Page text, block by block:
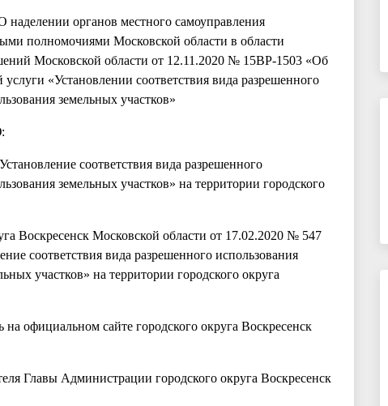
органов местного самоуправления
полномочиями Московской области в области
Московской области от 12.11.2020 № 15ВР-1503 «Об
«Установлении соответствия вида разрешенного
земельных участков»
соответствия вида разрешенного
земельных участков» на территории городского
Воскресенск Московской области от 17.02.2020 № 547
соответствия вида разрешенного использования
участков» на территории городского округа
официальном сайте городского округа Воскресенск
Главы Администрации городского округа Воскресенск